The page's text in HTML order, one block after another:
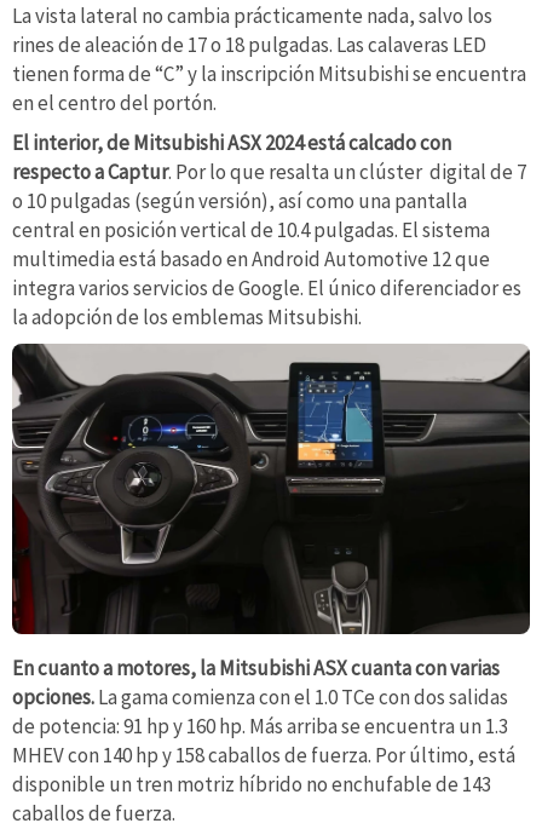
La vista lateral no cambia prácticamente nada, salvo los
rines de aleación de 17 o 18 pulgadas. Las calaveras LED
tienen forma de “C” y la inscripción Mitsubishi se encuentra
en el centro del portón.
El interior, de Mitsubishi ASX 2024 está calcado con
respecto a Captur. Por lo que resalta un clúster digital de 7
o 10 pulgadas (según versión), así como una pantalla
central en posición vertical de 10.4 pulgadas. El sistema
multimedia está basado en Android Automotive 12 que
integra varios servicios de Google. El único diferenciador es
la adopción de los emblemas Mitsubishi.
En cuanto a motores, la Mitsubishi ASX cuanta con varias
opciones.La gama comienza con el 1.0 TCe con dos salidas
de potencia: 91 hp y 160 hp. Más arriba se encuentra un 1.3
MHEV con 140 hp y 158 caballos de fuerza. Por último, está
disponible un tren motriz híbrido no enchufable de 143
caballos de fuerza.